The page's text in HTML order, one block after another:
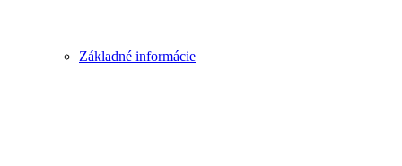
Základné informácie